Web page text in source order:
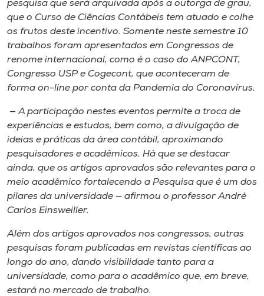
o idioma
A+
A-
pesquisa que será arquivada após a outorga de grau,
que o Curso de Ciências Contábeis tem atuado e colhe
os frutos deste incentivo. Somente neste semestre 10
trabalhos foram apresentados em Congressos de
renome internacional, como é o caso do ANPCONT,
Congresso USP e Cogecont, que aconteceram de
forma on-line por conta da Pandemia do Coronavírus.
— A participação nestes eventos permite a troca de
experiências e estudos, bem como, a divulgação de
ideias e práticas da área contábil, aproximando
pesquisadores e acadêmicos. Há que se destacar
ainda, que os artigos aprovados são relevantes para o
meio acadêmico fortalecendo a Pesquisa que é um dos
pilares da universidade — afirmou o professor André
Carlos Einsweiller.
Além dos artigos aprovados nos congressos, outras
pesquisas foram publicadas em revistas científicas ao
longo do ano, dando visibilidade tanto para a
universidade, como para o acadêmico que, em breve,
estará no mercado de trabalho.